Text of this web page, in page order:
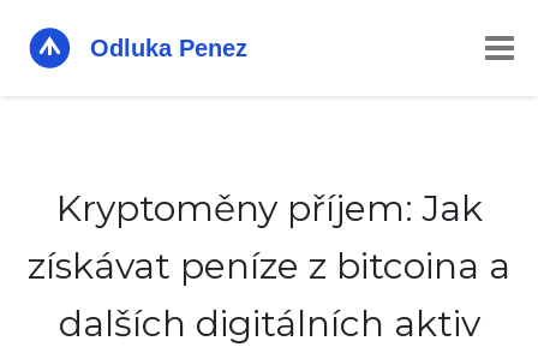
Kryptoměny příjem: Jak
získávat peníze z bitcoina a
dalších digitálních aktiv